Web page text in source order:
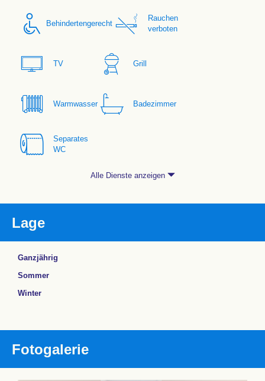
Behindertengerecht
Rauchen
verboten
TV Grill
Warmwasser Badezimmer
Separates
WC
Alle Dienste anzeigen
Lage
Ganzjährig
Sommer
Winter
Fotogalerie